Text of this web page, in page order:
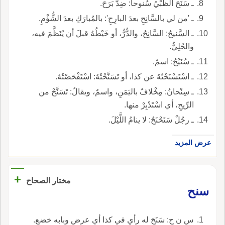
ـ سَنَحَ الظَّبْيُ سُنوحاً: ضِدُّ بَرَحَ.
ـ 'من لي بالسَّانِحِ بعدَ البارِحِ': بالمُبارَكِ بعدَ الشُّؤْمِ.
ـ السَّنيحُ: السَّانِحُ، والدُّرُّ، أو خَيْطُهُ قبلَ أن يُنَظَّمَ فيه،
والحُلِيُّ.
ـ سُنَيْحُ: اسمٌ.
ـ اسْتَسْنَحْتُهُ عن كذا، أو تَسَنَّحْتُهُ: اسْتَفْحَصْتُهُ.
ـ سِنْحانُ: مِخْلافٌ باليَمَنِ، واسمٌ، ويقالُ: تَسَنَّحْ من
الرِّيحِ، أي اسْتَدْبِرْ منها.
ـ رجُلٌ سَنَحْنَحٌ: لا ينامُ اللَّيْلَ.
عرض المزيد
مختار الصحاح
+
سنح
س ن ح: سَنَحَ له رأي في كذا أي عرض وبابه خضع.